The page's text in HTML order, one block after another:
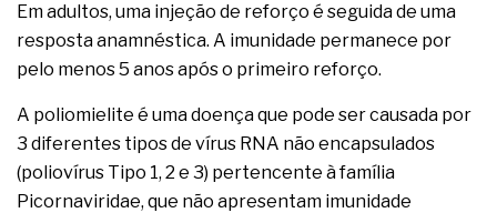
Em adultos, uma injeção de reforço é seguida de uma
resposta anamnéstica. A imunidade permanece por
pelo menos 5 anos após o primeiro reforço.
A poliomielite é uma doença que pode ser causada por
3 diferentes tipos de vírus RNA não encapsulados
(poliovírus Tipo 1, 2 e 3) pertencente à família
Picornaviridae, que não apresentam imunidade